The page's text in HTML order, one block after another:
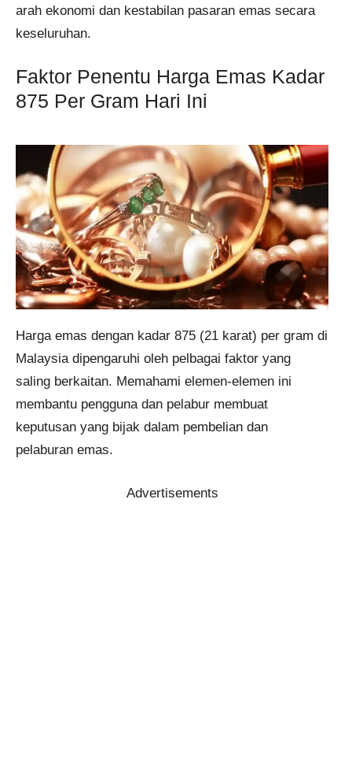
arah ekonomi dan kestabilan pasaran emas secara
keseluruhan.
Faktor Penentu Harga Emas Kadar
875 Per Gram Hari Ini
Harga emas dengan kadar 875 (21 karat) per gram di
Malaysia dipengaruhi oleh pelbagai faktor yang
saling berkaitan. Memahami elemen-elemen ini
membantu pengguna dan pelabur membuat
keputusan yang bijak dalam pembelian dan
pelaburan emas.
Advertisements